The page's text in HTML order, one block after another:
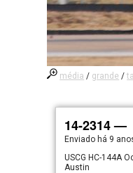
média / grande /
14-2314 —
Enviado há 9
USCG HC-144A
Austin